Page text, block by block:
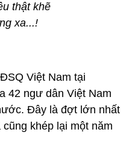
thật khẽ
xa...!
Việt Nam tại
42 ngư dân Việt Nam
Đây là đợt lớn nhất
khép lại một năm